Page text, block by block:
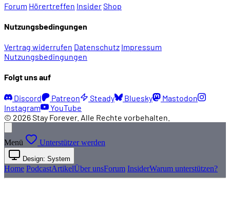
Forum Hörertreffen InsiderShop
Nutzungsbedingungen
Vertrag widerrufen Datenschutz Impressum
Nutzungsbedingungen
Folgt uns auf
Discord Patreon Steady Bluesky
Mastodon
Instagram
YouTube
© 2026 Stay Forever. Alle Rechte vorbehalten.
Menü Unterstützer werden
Design: System
Home PodcastArtikelÜber unsForum InsiderWarum unterstützen?